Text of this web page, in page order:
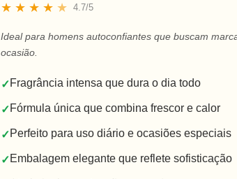
★ ★ ★ ★ ★ 4.7/5
Ideal para homens autoconfiantes que buscam
ocasião.
✓Fragrância intensa que dura o dia todo
✓Fórmula única que combina frescor e calor
✓Perfeito para uso diário e ocasiões especiais
✓Embalagem elegante que reflete sofisticação